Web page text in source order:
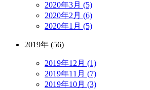
2020年3月 (5)
2020年2月 (6)
2020年1月 (5)
2019年 (56)
2019年12月 (1)
2019年11月 (7)
2019年10月 (3)